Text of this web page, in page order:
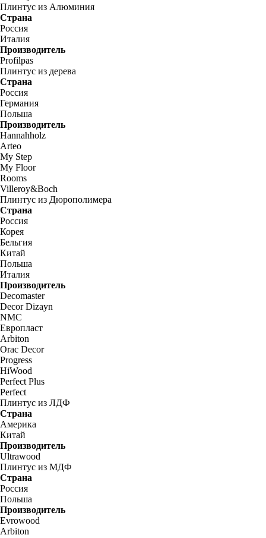
Плинтус из Алюминия
Страна
Россия
Италия
Производитель
Profilpas
Плинтус из дерева
Страна
Россия
Германия
Польша
Производитель
Hannahholz
Arteo
My Step
My Floor
Rooms
Villeroy&Boch
Плинтус из Дюрополимера
Страна
Россия
Корея
Бельгия
Китай
Польша
Италия
Производитель
Decomaster
Decor Dizayn
NMC
Европласт
Arbiton
Orac Decor
Progress
HiWood
Perfect Plus
Perfect
Плинтус из ЛДФ
Страна
Америка
Китай
Производитель
Ultrawood
Плинтус из МДФ
Страна
Россия
Польша
Производитель
Evrowood
Arbiton